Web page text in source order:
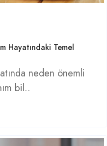
Hayatındaki Temel
neden önemli
bil..